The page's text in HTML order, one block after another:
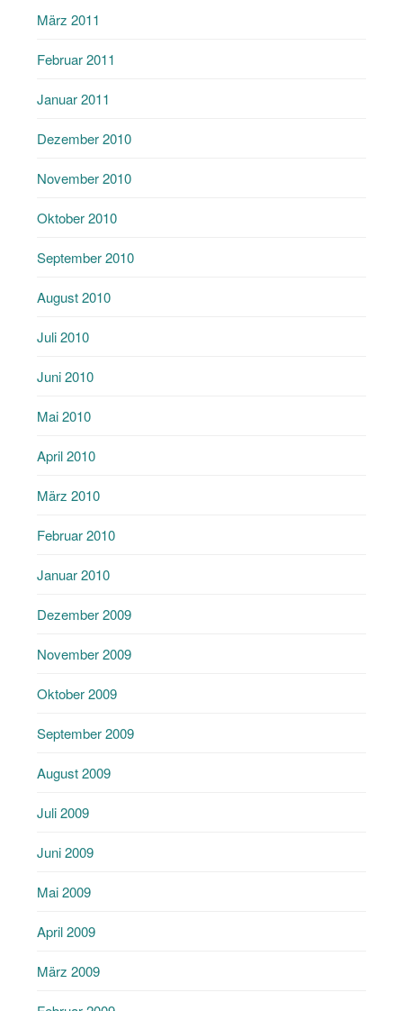
März 2011
Februar 2011
Januar 2011
Dezember 2010
November 2010
Oktober 2010
September 2010
August 2010
Juli 2010
Juni 2010
Mai 2010
April 2010
März 2010
Februar 2010
Januar 2010
Dezember 2009
November 2009
Oktober 2009
September 2009
August 2009
Juli 2009
Juni 2009
Mai 2009
April 2009
März 2009